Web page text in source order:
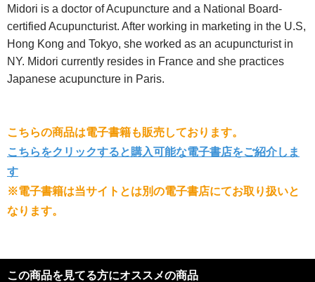
Midori is a doctor of Acupuncture and a National Board-
certified Acupuncturist. After working in marketing in the U.S,
Hong Kong and Tokyo, she worked as an acupuncturist in
NY. Midori currently resides in France and she practices
Japanese acupuncture in Paris.
こちらの商品は電子書籍も販売しております。
こちらをクリックすると購入可能な電子書店をご紹介しま
す
※電子書籍は当サイトとは別の電子書店にてお取り扱いと
なります。
この商品を見てる方にオススメの商品